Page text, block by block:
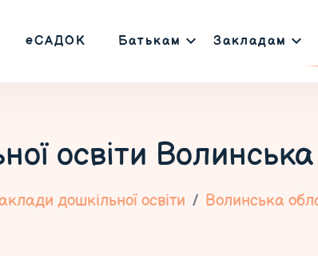
еСАДОК Батькам Закладам
освіти
дошкільної освіти Волинська